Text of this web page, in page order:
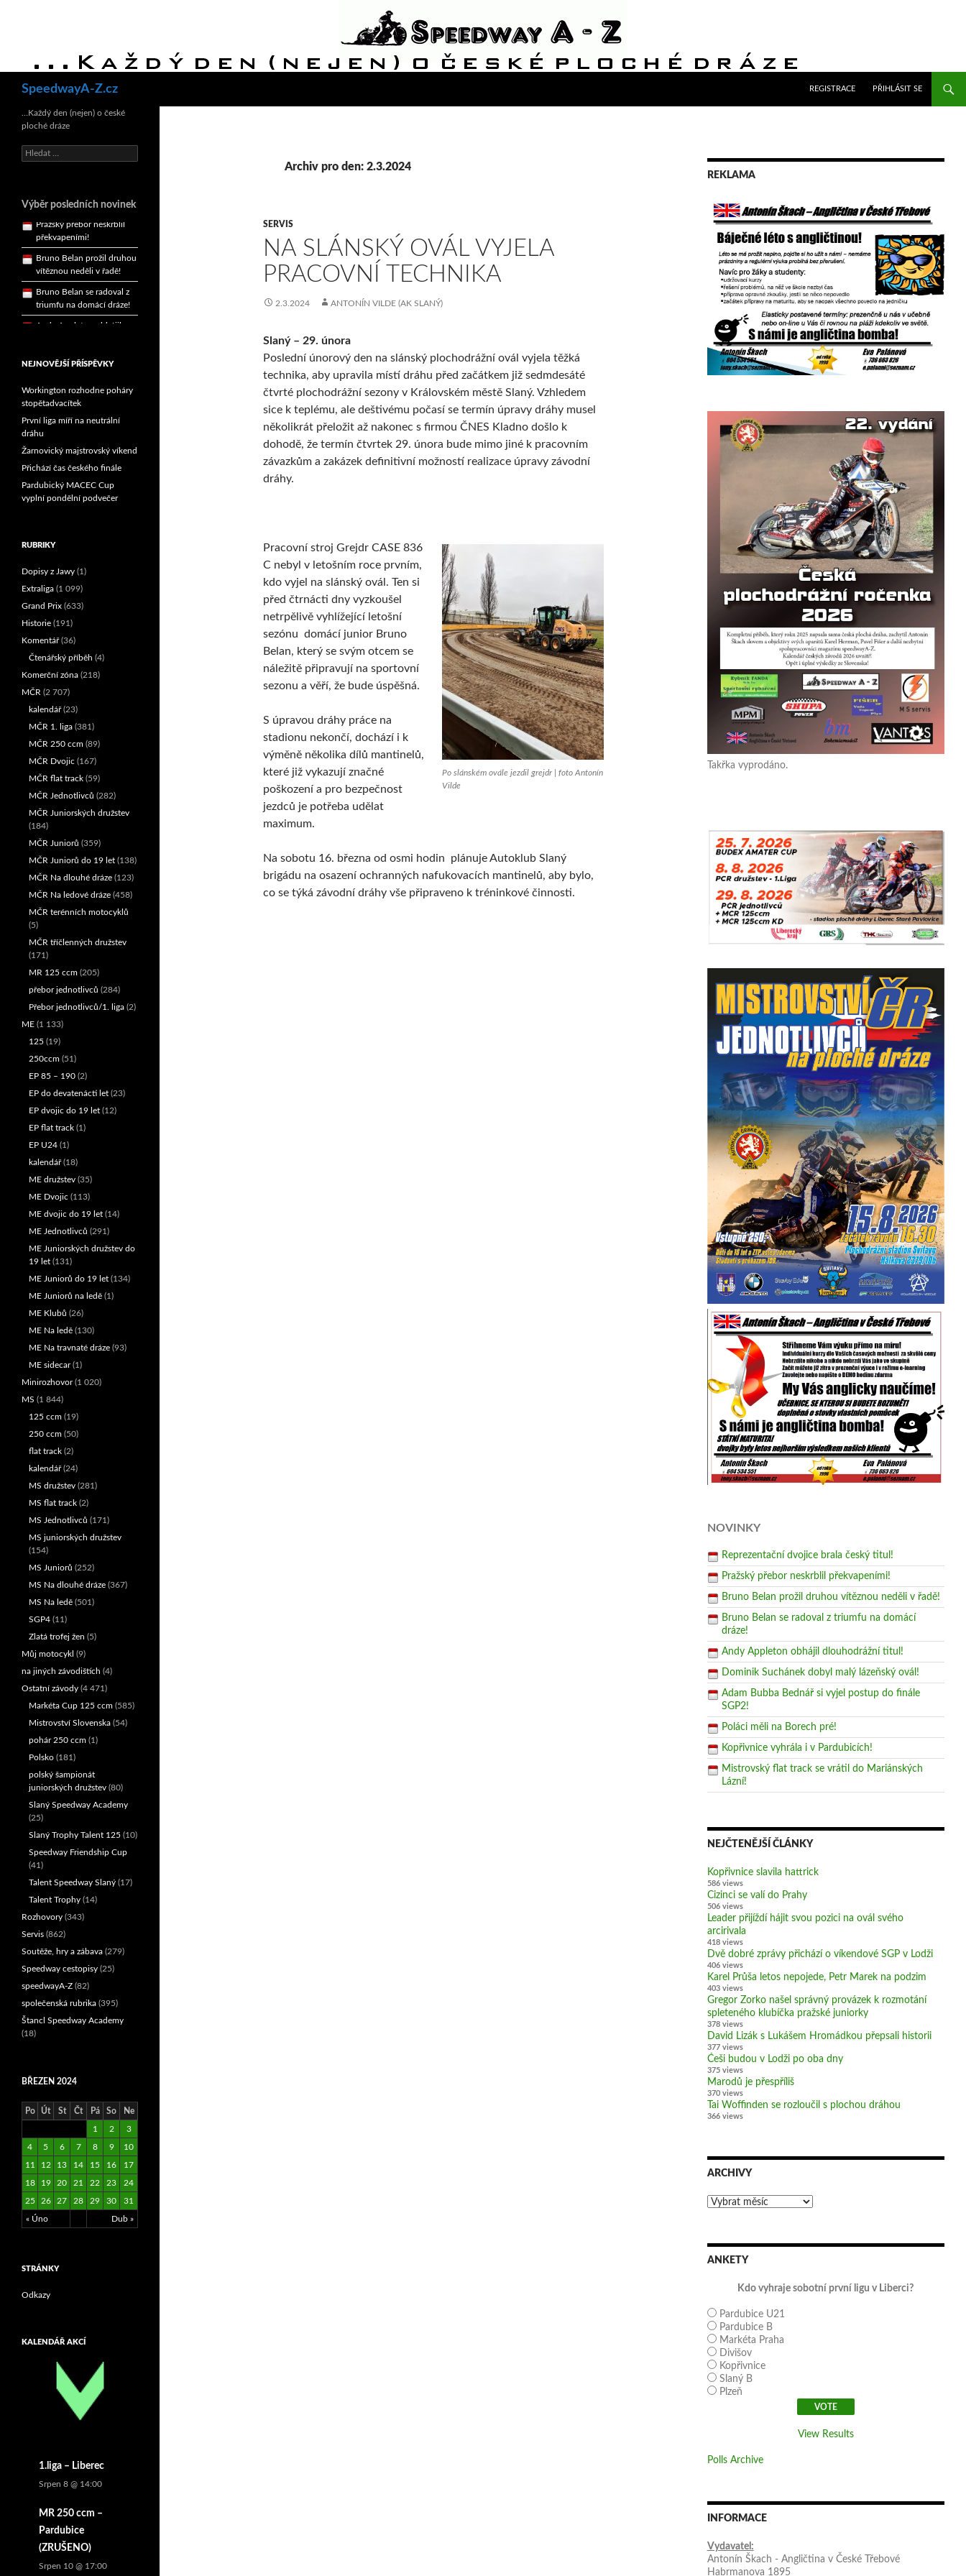
SpeedwayA-Z.cz
REGISTRACE
PŘIHLÁSIT SE
Archiv pro den: 2.3.2024
SERVIS
NA SLÁNSKÝ OVÁL VYJELA
PRACOVNÍ TECHNIKA
2.3.2024 ANTONÍN VILDE (AK SLANÝ)
Slaný – 29. února
Poslední únorový den na slánský plochodrážní ovál vyjela těžká
technika, aby upravila místí dráhu před začátkem již sedmdesáté
čtvrté plochodrážní sezony v Královském městě Slaný. Vzhledem
sice k teplému, ale deštivému počasí se termín úpravy dráhy musel
několikrát přeložit až nakonec s firmou ČNES Kladno došlo k
dohodě, že termín čtvrtek 29. února bude mimo jiné k pracovním
závazkům a zakázek definitivní možností realizace úpravy závodní
dráhy.
Po slánském ovále jezdil grejdr | foto Antonín
Vilde
Pracovní stroj Grejdr CASE 836
C nebyl v letošním roce prvním,
kdo vyjel na slánský ovál. Ten si
před čtrnácti dny vyzkoušel
netrpělivě vyhlížející letošní
sezónu domácí junior Bruno
Belan, který se svým otcem se
náležitě připravují na sportovní
sezonu a věří, že bude úspěšná.
S úpravou dráhy práce na
stadionu nekončí, dochází i k
výměně několika dílů mantinelů,
které již vykazují značné
poškození a pro bezpečnost
jezdců je potřeba udělat
maximum.
Na sobotu 16. března od osmi hodin plánuje Autoklub Slaný
brigádu na osazení ochranných nafukovacích mantinelů, aby bylo,
co se týká závodní dráhy vše připraveno k tréninkové činnosti.
REKLAMA
Takřka vyprodáno.
NOVINKY
Reprezentační dvojice brala český titul!
Pražský přebor neskrblil překvapeními!
Bruno Belan prožil druhou vítěznou neděli v řadě!
Bruno Belan se radoval z triumfu na domácí
dráze!
Andy Appleton obhájil dlouhodrážní titul!
Dominik Suchánek dobyl malý lázeňský ovál!
Adam Bubba Bednář si vyjel postup do finále
SGP2!
Poláci měli na Borech pré!
Kopřivnice vyhrála i v Pardubicích!
Mistrovský flat track se vrátil do Mariánských
Lázní!
NEJČTENĚJŠÍ ČLÁNKY
Kopřivnice slavila hattrick
586 views
Cizinci se valí do Prahy
506 views
Leader přijíždí hájit svou pozici na ovál svého
arcirivala
418 views
Dvě dobré zprávy přichází o víkendové SGP v Lodži
406 views
Karel Průša letos nepojede, Petr Marek na podzim
403 views
Gregor Zorko našel správný provázek k rozmotání
spleteného klubíčka pražské juniorky
378 views
David Lizák s Lukášem Hromádkou přepsali historii
377 views
Češi budou v Lodži po oba dny
375 views
Marodů je přespříliš
370 views
Tai Woffinden se rozloučil s plochou dráhou
366 views
ARCHIVY
Archivy
ANKETY
Kdo vyhraje sobotní první ligu v Liberci?
Pardubice U21
Pardubice B
Markéta Praha
Divišov
Kopřivnice
Slaný B
Plzeň
View Results
Polls Archive
INFORMACE
Vydavatel:
Antonín Škach - Angličtina v České Třebové
Habrmanova 1895
…Každý den (nejen) o české
ploché dráze
Vyhledávání
Výběr posledních novinek
triumfu na domácí dráze!
dlouhodrážní titul!
Pražský přebor neskrblil
Bruno Belan prožil druhou
vítěznou neděli v řadě!
Bruno Belan se radoval z
triumfu na domácí dráze!
Andy Appleton obhájil
dlouhodrážní titul!
NEJNOVĚJŠÍ PŘÍSPĚVKY
Workington rozhodne poháry
stopětadvacítek
První liga míří na neutrální
dráhu
Žarnovický majstrovský víkend
Přichází čas českého finále
Pardubický MACEC Cup
vyplní pondělní podvečer
RUBRIKY
Dopisy z Jawy (1)
Extraliga (1 099)
Grand Prix (633)
Historie (191)
Komentář(36)
Čtenářský příběh (4)
Komerční zóna (218)
MČR (2 707)
kalendář(23)
MČR 1. liga (381)
MČR 250 ccm (89)
MČR Dvojic (167)
MČR flat track (59)
MČR Jednotlivců (282)
MČR Juniorských družstev
(184)
MČR Juniorů (359)
MČR Juniorů do 19 let (138)
MČR Na dlouhé dráze (123)
MČR Na ledové dráze (458)
MČR terénních motocyklů
(5)
MČR tříčlenných družstev
(171)
MR 125 ccm (205)
přebor jednotlivců (284)
Přebor jednotlivců/1. liga (2)
ME (1 133)
125 (19)
250ccm (51)
EP 85 – 190 (2)
EP do devatenácti let (23)
EP dvojic do 19 let (12)
EP flat track (1)
EP U24 (1)
kalendář(18)
ME družstev (35)
ME Dvojic (113)
ME dvojic do 19 let (14)
ME Jednotlivců (291)
ME Juniorských družstev do
19 let (131)
ME Juniorů do 19 let (134)
ME Juniorů na ledě (1)
ME Klubů (26)
ME Na ledě (130)
ME Na travnaté dráze (93)
ME sidecar(1)
Minirozhovor(1 020)
MS (1 844)
125 ccm (19)
250 ccm (50)
flat track (2)
kalendář(24)
MS družstev (281)
MS flat track (2)
MS Jednotlivců (171)
MS juniorských družstev
(154)
MS Juniorů (252)
MS Na dlouhé dráze (367)
MS Na ledě (501)
SGP4 (11)
Zlatá trofej žen (5)
Můj motocykl (9)
na jiných závodištích (4)
Ostatní závody (4 471)
Markéta Cup 125 ccm (585)
Mistrovství Slovenska (54)
pohár 250 ccm (1)
Polsko (181)
polský šampionát
juniorských družstev (80)
Slaný Speedway Academy
(25)
Slaný Trophy Talent 125 (10)
Speedway Friendship Cup
(41)
Talent Speedway Slaný (17)
Talent Trophy (14)
Rozhovory (343)
Servis (862)
Soutěže, hry a zábava (279)
Speedway cestopisy (25)
speedwayA-Z (82)
společenská rubrika (395)
Štancl Speedway Academy
(18)
BŘEZEN 2024
Po Út St Čt Pá So Ne
« Úno Dub »
1 2 3
4 5 6 7 8 9 10
11 12 13 14 15 16 17
18 19 20 21 22 23 24
25 26 27 28 29 30 31
STRÁNKY
Odkazy
KALENDÁŘ AKCÍ
1.liga – Liberec
Srpen 8 @ 14:00
MR 250 ccm –
Pardubice
(ZRUŠENO)
Srpen 10 @ 17:00